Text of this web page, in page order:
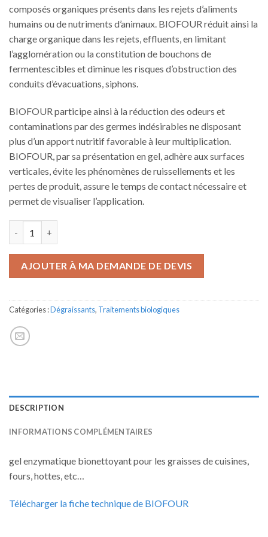
composés organiques présents dans les rejets d’aliments
humains ou de nutriments d’animaux. BIOFOUR réduit ainsi la
charge organique dans les rejets, effluents, en limitant
l’agglomération ou la constitution de bouchons de
fermentescibles et diminue les risques d’obstruction des
conduits d’évacuations, siphons.
BIOFOUR participe ainsi à la réduction des odeurs et
contaminations par des germes indésirables ne disposant
plus d’un apport nutritif favorable à leur multiplication.
BIOFOUR, par sa présentation en gel, adhère aux surfaces
verticales, évite les phénomènes de ruissellements et les
pertes de produit, assure le temps de contact nécessaire et
permet de visualiser l’application.
AJOUTER À MA DEMANDE DE DEVIS
Catégories :Dégraissants, Traitements biologiques
DESCRIPTION
INFORMATIONS COMPLÉMENTAIRES
gel enzymatique bionettoyant pour les graisses de cuisines,
fours, hottes, etc…
Télécharger la fiche technique de BIOFOUR